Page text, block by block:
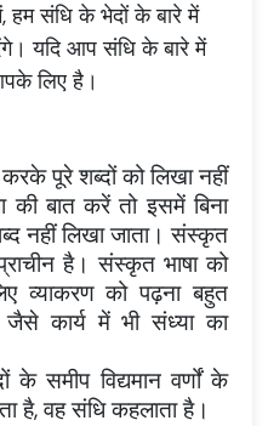
हम संधि के भेदों के बारे में
यदि आप संधि के बारे में
लिए है।
पूरे शब्दों को लिखा नहीं
बात करें तो इसमें बिना
नहीं लिखा जाता। संस्कृत
है। संस्कृत भाषा को
व्याकरण को पढ़ना बहुत
कार्य में भी संध्या का
के समीप विद्यमान वर्णों के
है, वह संधि कहलाता है।